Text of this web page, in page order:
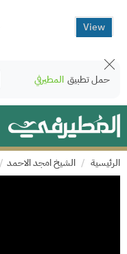
View
حمل تطبيق المطيرفي
الرئيسية الشيخ امجد الاحمد